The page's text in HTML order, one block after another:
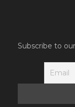
Subscribe to